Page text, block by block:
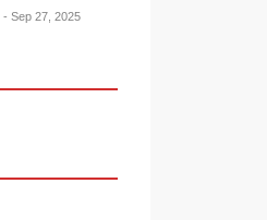
- Sep 27, 2025